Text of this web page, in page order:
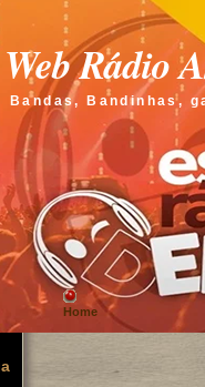
Web Rádio
Bandas, Bandinhas,
Home